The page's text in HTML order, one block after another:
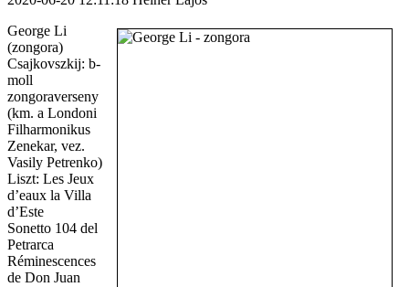
George Li
(zongora)
Csajkovszkij: b-
moll
zongoraverseny
(km. a Londoni
Filharmonikus
Zenekar, vez.
Vasily Petrenko)
Liszt: Les Jeux
d’eaux la Villa
d’Este
Sonetto 104 del
Petrarca
Réminescences
de Don Juan